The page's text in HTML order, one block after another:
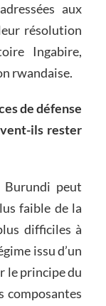
aux
résolution
Ingabire,
rwandaise.
de défense
ils rester
peut
faible de la
difficiles à
issu d’un
le principe du
composantes